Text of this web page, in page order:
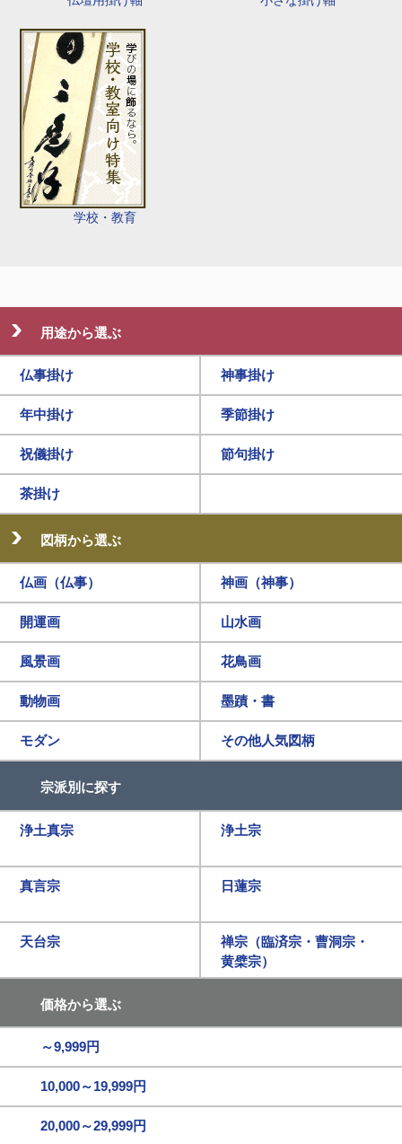
学校・教育
用途から選ぶ
仏事掛け 神事掛け
年中掛け 季節掛け
祝儀掛け 節句掛け
茶掛け
図柄から選ぶ
仏画（仏事） 神画（神事）
開運画 山水画
風景画 花鳥画
動物画 墨蹟・書
モダン その他人気図柄
宗派別に探す
浄土真宗 浄土宗
真言宗 日蓮宗
天台宗
禅宗（臨済宗・曹洞宗・
黄檗宗）
価格から選ぶ
～9,999円
10,000～19,999円
20,000～29,999円